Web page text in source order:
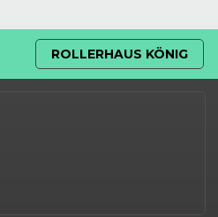
ROLLERHAUS KÖNIG